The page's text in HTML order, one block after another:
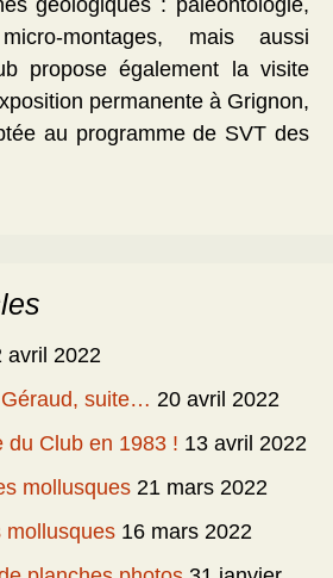
géologiques : paléontologie,
montages, mais aussi
propose également la visite
permanente à Grignon,
au programme de SVT des
avril 2022
suite… 20 avril 2022
du Club en 1983 ! 13 avril 2022
mollusques 21 mars 2022
mollusques 16 mars 2022